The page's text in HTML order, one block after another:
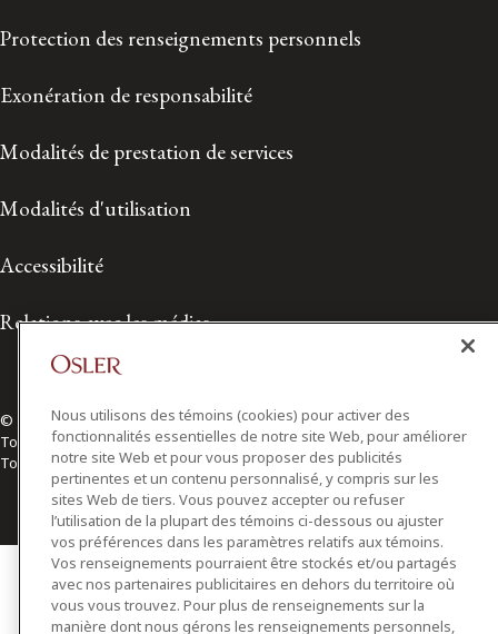
Protection des renseignements personnels
Exonération de responsabilité
Modalités de prestation de services
Modalités d'utilisation
Accessibilité
Relations avec les médias
© 2026 Osler, Hoskin & Harcourt S.E.N.C.R.L./s.r.l.
Tous droits réservés
Toronto | Montréal | Calgary | Vancouver | Ottawa | New York
Nous utilisons des témoins (cookies) pour activer des
fonctionnalités essentielles de notre site Web, pour améliorer
notre site Web et pour vous proposer des publicités
pertinentes et un contenu personnalisé, y compris sur les
sites Web de tiers. Vous pouvez accepter ou refuser
l’utilisation de la plupart des témoins ci-dessous ou ajuster
vos préférences dans les paramètres relatifs aux témoins.
Vos renseignements pourraient être stockés et/ou partagés
avec nos partenaires publicitaires en dehors du territoire où
vous vous trouvez. Pour plus de renseignements sur la
manière dont nous gérons les renseignements personnels,